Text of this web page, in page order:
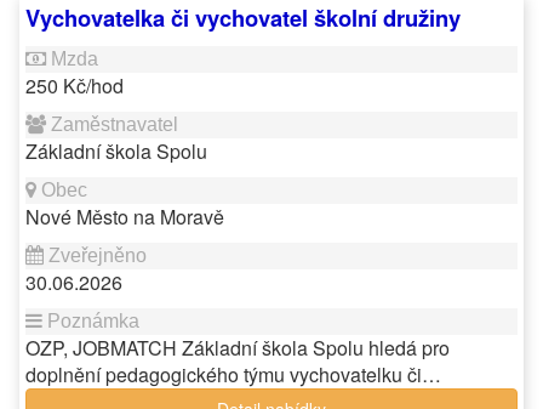
Vychovatelka či vychovatel školní družiny
250 Kč/hod
Základní škola Spolu
Nové Město na Moravě
30.06.2026
OZP, JOBMATCH Základní škola Spolu hledá pro
doplnění pedagogického týmu vychovatelku či…